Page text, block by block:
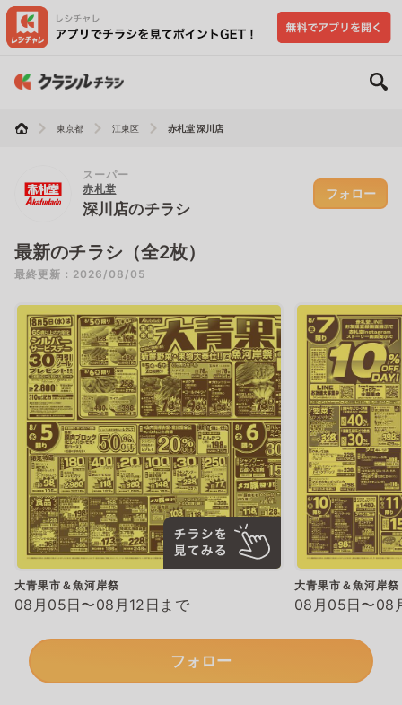
東京都 江東区 赤札堂 深川店
スーパー
赤札堂
深川店のチラシ
フォロー
最新のチラシ（全2枚）
最終更新：2026/08/05
大青果市＆魚河岸祭
08月05日〜08月12日まで
大青果市＆魚河岸祭
08月05日〜08
フォロー